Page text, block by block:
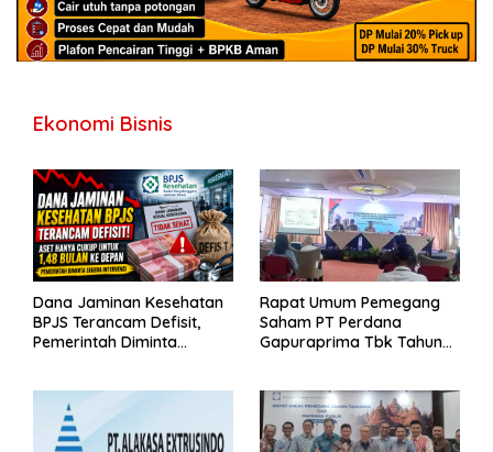
Ekonomi Bisnis
Dana Jaminan Kesehatan
BPJS Terancam Defisit,
Pemerintah Diminta
Rapat Umum Pemegang
Saham PT Perdana
Gapuraprima Tbk Tahun